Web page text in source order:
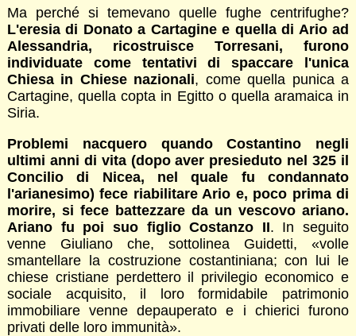
Ma perché si temevano quelle fughe centrifughe?
L'eresia di Donato a Cartagine e quella di Ario ad
Alessandria, ricostruisce Torresani, furono
individuate come tentativi di spaccare l'unica
Chiesa in Chiese nazionali, come quella punica a
Cartagine, quella copta in Egitto o quella aramaica in
Siria.
Problemi nacquero quando Costantino negli
ultimi anni di vita (dopo aver presieduto nel 325 il
Concilio di Nicea, nel quale fu condannato
l'arianesimo) fece riabilitare Ario e, poco prima di
morire, si fece battezzare da un vescovo ariano.
Ariano fu poi suo figlio Costanzo II. In seguito
venne Giuliano che, sottolinea Guidetti, «volle
smantellare la costruzione costantiniana; con lui le
chiese cristiane perdettero il privilegio economico e
sociale acquisito, il loro formidabile patrimonio
immobiliare venne depauperato e i chierici furono
privati delle loro immunità».